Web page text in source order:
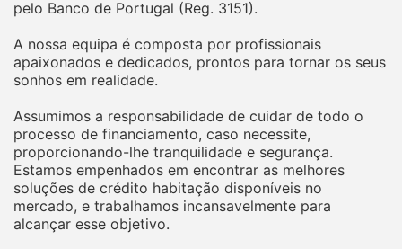
pelo Banco de Portugal (Reg. 3151).
A nossa equipa é composta por profissionais
apaixonados e dedicados, prontos para tornar os seus
sonhos em realidade.
Assumimos a responsabilidade de cuidar de todo o
processo de financiamento, caso necessite,
proporcionando-lhe tranquilidade e segurança.
Estamos empenhados em encontrar as melhores
soluções de crédito habitação disponíveis no
mercado, e trabalhamos incansavelmente para
alcançar esse objetivo.